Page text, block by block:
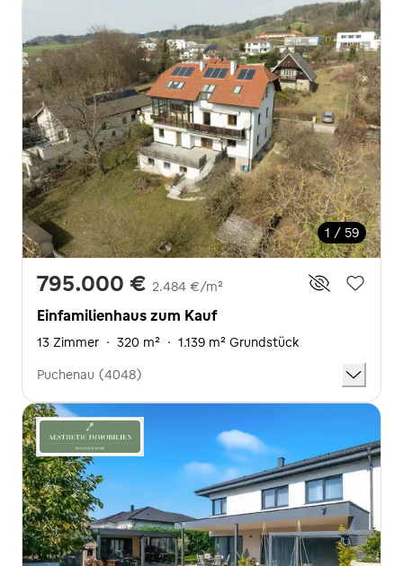
1 / 59
795.000 € 2.484 €/m²
Einfamilienhaus zum Kauf
13 Zimmer · 320 m² · 1.139 m² Grundstück
Puchenau (4048)